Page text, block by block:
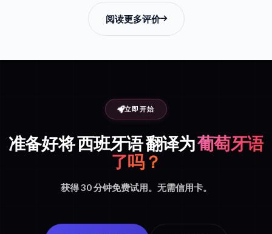
阅读更多评价
立即开始
准备好将 西班牙语 翻译为葡萄牙语
了吗？
获得 30 分钟免费试用。无需信用卡。